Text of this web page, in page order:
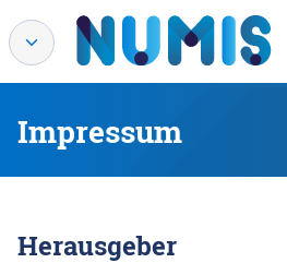
Impressum
Herausgeber